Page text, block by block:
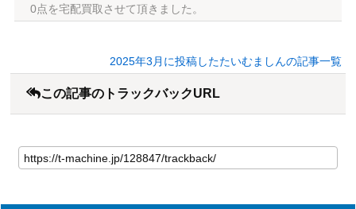
0点を宅配買取させて頂きました。
2025年3月に投稿したたいむましんの記事一覧
この記事のトラックバックURL